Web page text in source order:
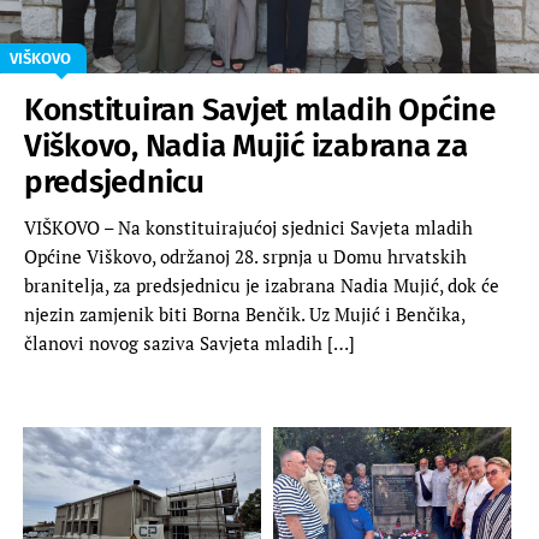
VIŠKOVO
Konstituiran Savjet mladih Općine
Viškovo, Nadia Mujić izabrana za
predsjednicu
VIŠKOVO – Na konstituirajućoj sjednici Savjeta mladih
Općine Viškovo, održanoj 28. srpnja u Domu hrvatskih
branitelja, za predsjednicu je izabrana Nadia Mujić, dok će
njezin zamjenik biti Borna Benčik. Uz Mujić i Benčika,
članovi novog saziva Savjeta mladih […]